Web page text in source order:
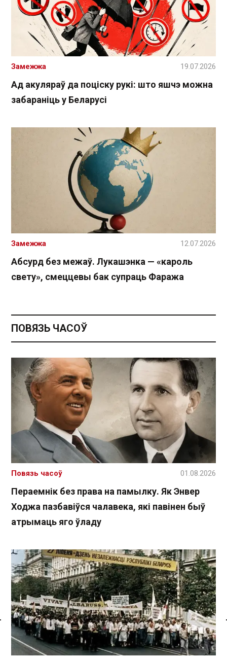
Спасылка без VPN
Ад акуляраў да поціску рукі: што яшчэ можна
забараніць у Беларусі
Замежжа 19.07.2026
Абсурд без межаў. Лукашэнка — «кароль
свету», смеццевы бак супраць Фаража
Замежжа 12.07.2026
ПОВЯЗЬ ЧАСОЎ
Пераемнік без права на памылку. Як Энвер
Ходжа пазбавіўся чалавека, які павінен быў
атрымаць яго ўладу
Повязь часоў 01.08.2026